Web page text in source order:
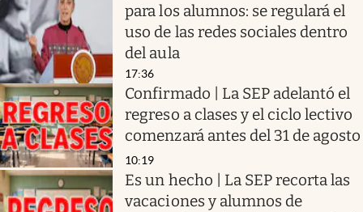
para los alumnos: se regulará el
uso de las redes sociales dentro
del aula
17:36
Confirmado | La SEP adelantó el
regreso a clases y el ciclo lectivo
comenzará antes del 31 de agosto
10:19
Es un hecho | La SEP recorta las
vacaciones y alumnos de